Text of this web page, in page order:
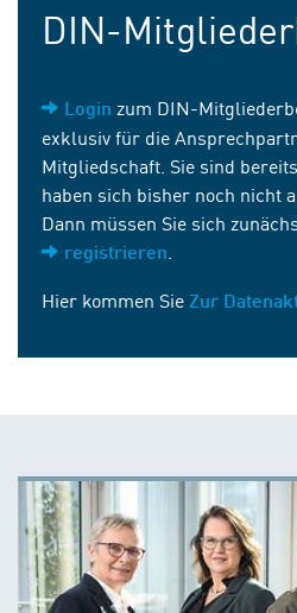
DIN-
Login zum DIN-
exklusiv für die
Mitgliedschaft. Sie sind
haben sich bisher noch nicht
Dann müssen Sie sich
registrieren
Hier kommen Sie Zur